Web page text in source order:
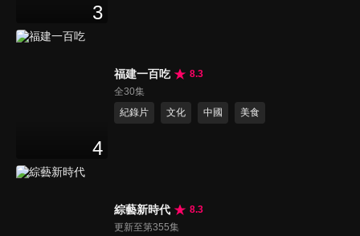
3
4
福建一百吃
8.3
全30集
紀錄片
文化 中國 美食
綜藝新時代
8.3
更新至第355集